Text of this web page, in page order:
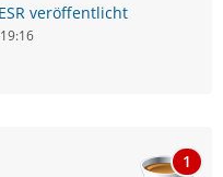
veröffentlicht
1